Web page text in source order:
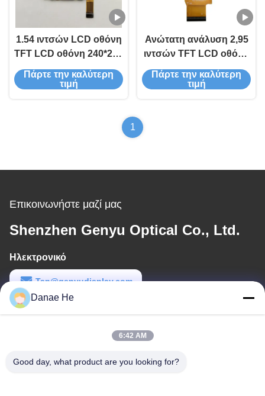
1.54 ιντσών LCD οθόνη
TFT LCD οθόνη 240*240
Dots ST7789 2.8V 15pin
FPC SPI
Πάρτε την καλύτερη
τιμή
Ανώτατη ανάλυση 2,95
ιντσών TFT LCD οθόνη
480x854 pixels με
RGB+MIPI διεπαφή
Πάρτε την καλύτερη
τιμή
1
Επικοινωνήστε μαζί μας
Shenzhen Genyu Optical Co., Ltd.
Ηλεκτρονικό
Tan@genyudisplay.com
Εργασιακό χρόνο
Danae He
6:42 AM
Good day, what product are you looking for?